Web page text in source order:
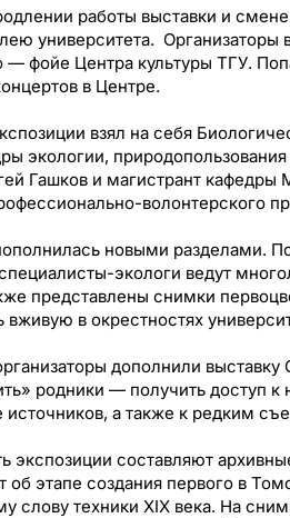
работы выставки и смене
университета. Организаторы
— фойе Центра культуры ТГУ.
в Центре.
взял на себя
экологии,
Гашков и магистрант
волонтерского
новыми разделами.
экологи ведут
представлены снимки
вживую в окрестностях
дополнили
родники — получить доступ
источников, а также к редким
экспозиции составляют
об этапе создания первого в
слову техники XIX века. На